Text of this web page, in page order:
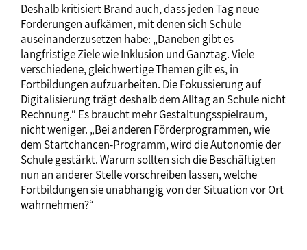
Deshalb kritisiert Brand auch, dass jeden Tag neue
Forderungen aufkämen, mit denen sich Schule
auseinanderzusetzen habe: „Daneben gibt es
langfristige Ziele wie Inklusion und Ganztag. Viele
verschiedene, gleichwertige Themen gilt es, in
Fortbildungen aufzuarbeiten. Die Fokussierung auf
Digitalisierung trägt deshalb dem Alltag an Schule nicht
Rechnung.“ Es braucht mehr Gestaltungsspielraum,
nicht weniger. „Bei anderen Förderprogrammen, wie
dem Startchancen-Programm, wird die Autonomie der
Schule gestärkt. Warum sollten sich die Beschäftigten
nun an anderer Stelle vorschreiben lassen, welche
Fortbildungen sie unabhängig von der Situation vor Ort
wahrnehmen?“